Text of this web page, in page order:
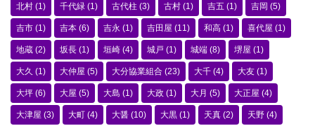
北村 (1) 千代緑 (1) 古代柱 (3) 古村 (1) 吉五 (1) 吉岡 (5)
吉市 (1) 吉本 (6) 吉永 (1) 吉田屋 (11) 和高 (1) 喜代屋 (1)
地蔵 (2) 坂長 (1) 垣崎 (4) 城戸 (1) 城端 (8) 堺屋 (1)
大久 (1) 大仲屋 (5) 大分協業組合 (23) 大千 (4) 大友 (1)
大坪 (6) 大屋 (5) 大島 (1) 大政 (1) 大月 (5) 大正屋 (4)
大津屋 (3) 大町 (4) 大醤 (10) 大黒 (1) 天真 (2) 天野 (4)